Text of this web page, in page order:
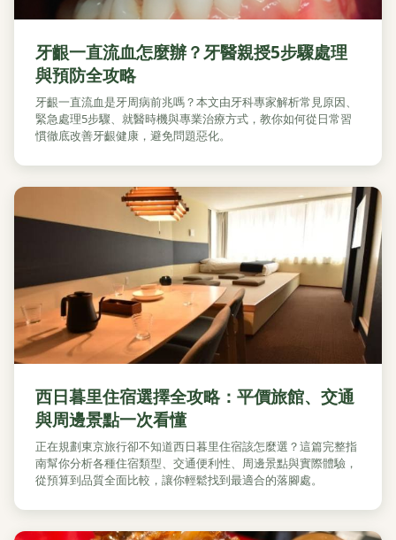
牙齦一直流血怎麼辦？牙醫親授5步驟處理
與預防全攻略
牙齦一直流血是牙周病前兆嗎？本文由牙科專家解析常見原因、
緊急處理5步驟、就醫時機與專業治療方式，教你如何從日常習
慣徹底改善牙齦健康，避免問題惡化。
西日暮里住宿選擇全攻略：平價旅館、交通
與周邊景點一次看懂
正在規劃東京旅行卻不知道西日暮里住宿該怎麼選？這篇完整指
南幫你分析各種住宿類型、交通便利性、周邊景點與實際體驗，
從預算到品質全面比較，讓你輕鬆找到最適合的落腳處。